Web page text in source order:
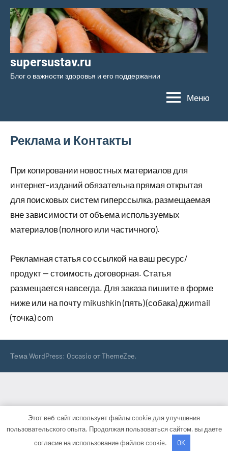
Перейти
содержимому
supersustav.ru
Блог о важности здоровья и его поддержании
Меню
Реклама и Контакты
При копировании новостных материалов для
интернет-изданий обязательна прямая открытая
для поисковых систем гиперссылка, размещаемая
вне зависимости от объема используемых
материалов (полного или частичного).
Рекламная статья со ссылкой на ваш ресурс/
продукт — стоимость договорная. Статья
размещается навсегда. Для заказа пишите в форме
ниже или на почту mikushkin (пять) (собака) джиmail
(точка) com
Тема WordPress: Occasio от ThemeZee.
Этот веб-сайт использует файлы cookie для улучшения
пользовательского опыта. Продолжая пользоваться сайтом, вы даете
согласие на использование файлов cookie.
OK